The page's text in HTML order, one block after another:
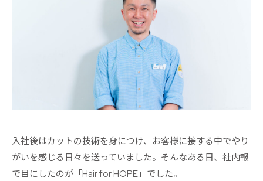
入社後はカットの技術を身につけ、お客様に接する中でやり
がいを感じる日々を送っていました。そんなある日、社内報
で目にしたのが「Hair for HOPE」でした。